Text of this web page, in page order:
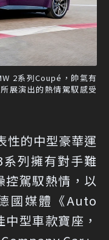
2系列Coupé，帥氣有
展演出的熱情駕馭感受
性的中型豪華運
列擁有對手難
控駕馭熱情，以
國媒體《Auto
型車款寶座，